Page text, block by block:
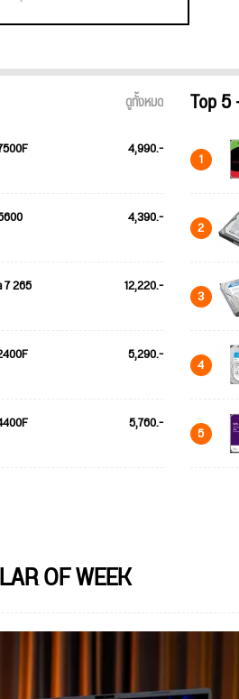
ดูทั้งหมด
4,990.-
4,390.-
7 265 12,220.-
5,290.-
5,760.-
Top
1
2
3
4
5
OF WEEK